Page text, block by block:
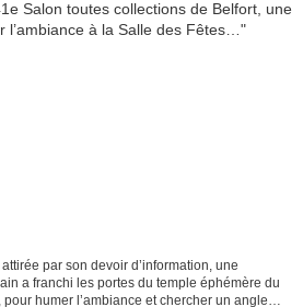
par son devoir d’information, une
a franchi les portes du temple éphémère du
humer l’ambiance et chercher un angle